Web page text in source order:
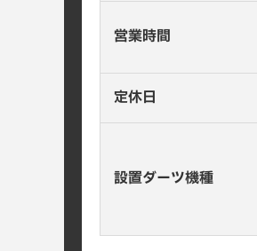
営業時間
定休日
設置ダーツ機種